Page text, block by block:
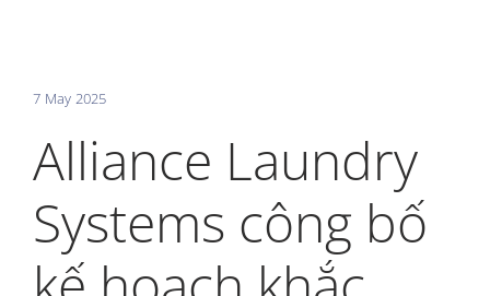
Các nhà đầu tư
My Alliance
7 May 2025
Alliance Laundry
Systems công bố